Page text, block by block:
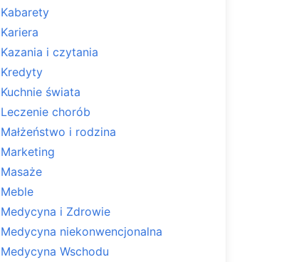
Kabarety
Kariera
Kazania i czytania
Kredyty
Kuchnie świata
Leczenie chorób
Małżeństwo i rodzina
Marketing
Masaże
Meble
Medycyna i Zdrowie
Medycyna niekonwencjonalna
Medycyna Wschodu